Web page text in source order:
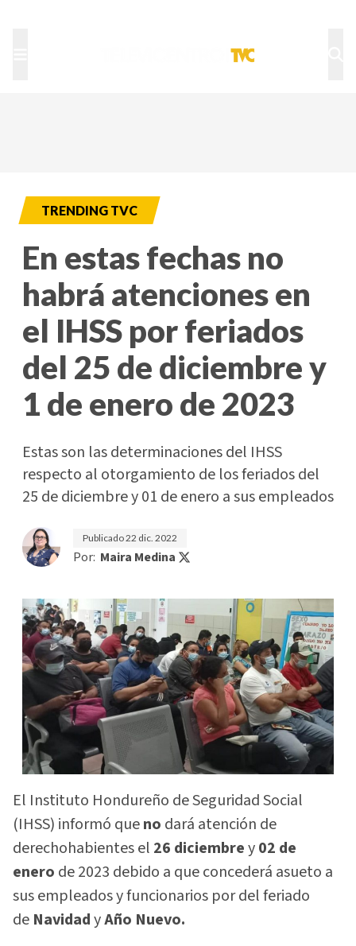
TRENDING TVC
En estas fechas no
habrá atenciones en
el IHSS por feriados
del 25 de diciembre y
1 de enero de 2023
Estas son las determinaciones del IHSS
respecto al otorgamiento de los feriados del
25 de diciembre y 01 de enero a sus empleados
Publicado22 dic. 2022
Por: Maira Medina
El Instituto Hondureño de Seguridad Social
(IHSS) informó queno dará atención de
derechohabientes el 26 diciembrey02 de
enero de 2023 debido a que concederá asueto a
sus empleados y funcionarios por del feriado
de NavidadyAño Nuevo.